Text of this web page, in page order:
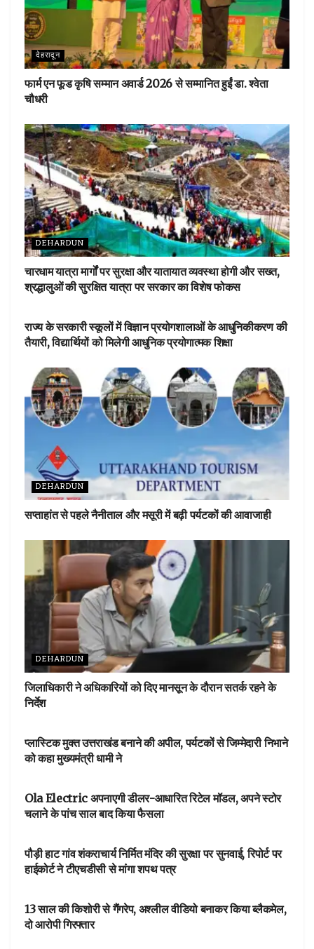
देहरादून
फार्म एन फूड कृषि सम्मान अवार्ड 2026 से सम्मानित हुईं डा. श्वेता
चौधरी
DEHARDUN
चारधाम यात्रा मार्गों पर सुरक्षा और यातायात व्यवस्था होगी और सख्त,
श्रद्धालुओं की सुरक्षित यात्रा पर सरकार का विशेष फोकस
राज्य के सरकारी स्कूलों में विज्ञान प्रयोगशालाओं के आधुनिकीकरण की
तैयारी, विद्यार्थियों को मिलेगी आधुनिक प्रयोगात्मक शिक्षा
DEHARDUN
सप्ताहांत से पहले नैनीताल और मसूरी में बढ़ी पर्यटकों की आवाजाही
DEHARDUN
जिलाधिकारी ने अधिकारियों को दिए मानसून के दौरान सतर्क रहने के
निर्देश
प्लास्टिक मुक्त उत्तराखंड बनाने की अपील, पर्यटकों से जिम्मेदारी निभाने
को कहा मुख्यमंत्री धामी ने
Ola Electric अपनाएगी डीलर-आधारित रिटेल मॉडल, अपने स्टोर
चलाने के पांच साल बाद किया फैसला
पौड़ी हाट गांव शंकराचार्य निर्मित मंदिर की सुरक्षा पर सुनवाई, रिपोर्ट पर
हाईकोर्ट ने टीएचडीसी से मांगा शपथ पत्र
13 साल की किशोरी से गैंगरेप, अश्लील वीडियो बनाकर किया ब्लैकमेल,
दो आरोपी गिरफ्तार